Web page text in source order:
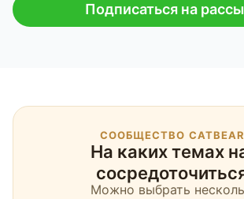
Подписаться на
СООБЩЕСТВО
На каких темах
Можно выбрать